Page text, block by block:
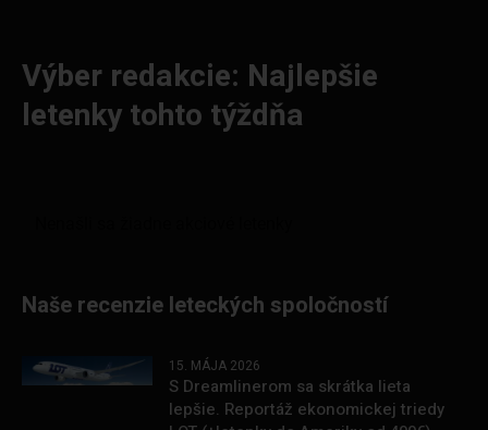
Výber redakcie: Najlepšie
letenky tohto týždňa
Naše recenzie leteckých spoločností
15. MÁJA 2026
S Dreamlinerom sa skrátka lieta
lepšie. Reportáž ekonomickej triedy